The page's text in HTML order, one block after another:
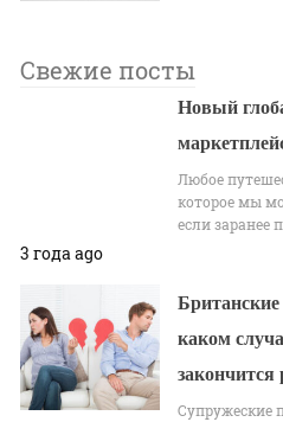
Свежие посты
Новый
Любое
которое мы
если заранее
3 года ago
каком
закончится
Супружеские